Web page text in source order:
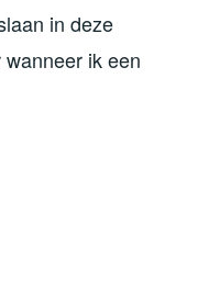
in deze
ik een